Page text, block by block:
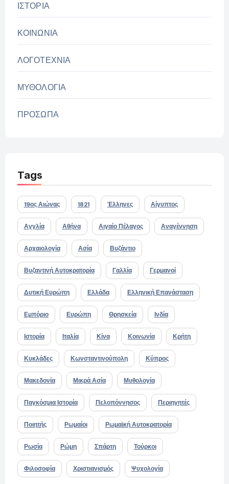
ΙΣΤΟΡΙΑ
ΚΟΙΝΩΝΙΑ
ΛΟΓΟΤΕΧΝΙΑ
ΜΥΘΟΛΟΓΙΑ
ΠΡΟΣΩΠΑ
Tags
19ος Αιώνας 1821 Έλληνες Αίγυπτος
Αγγλία Αθήνα Αιγαίο Πέλαγος Αναγέννηση
Αρχαιολογία Ασία Βυζάντιο
Βυζαντινή Αυτοκρατορία Γαλλία Γερμανοί
Δυτική Ευρώπη Ελλάδα Ελληνική Επανάσταση
Εμπόριο Ευρώπη Θρησκεία Ινδία
Ιστορία Ιταλία Κίνα Κοινωνία Κρήτη
Κυκλάδες Κωνσταντινούπολη Κύπρος
Μακεδονία Μικρά Ασία Μυθολογία
Παγκόσμια Ιστορία Πελοπόννησος Περιηγητές
Ποιητής Ρωμαίοι Ρωμαϊκή Αυτοκρατορία
Ρωσία Ρώμη Σπάρτη Τούρκοι
Φιλοσοφία Χριστιανισμός Ψυχολογία